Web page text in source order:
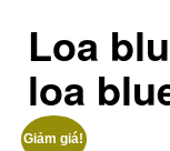
Loa
loa
Giảm giá!